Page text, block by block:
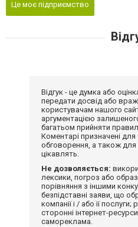
Це моє підприємство
Відгук - це думка або
передати досвід або
користувачам нашого
аргументацією
багатьом прийняти
Коментарі призначені для
обговорення, а також
цікавлять.
Не дозволяється:
лексики, погроз або
порівняння з іншими
безпідставні заяви, що
компанії і / або її
сторонні інтернет-
самореклама.